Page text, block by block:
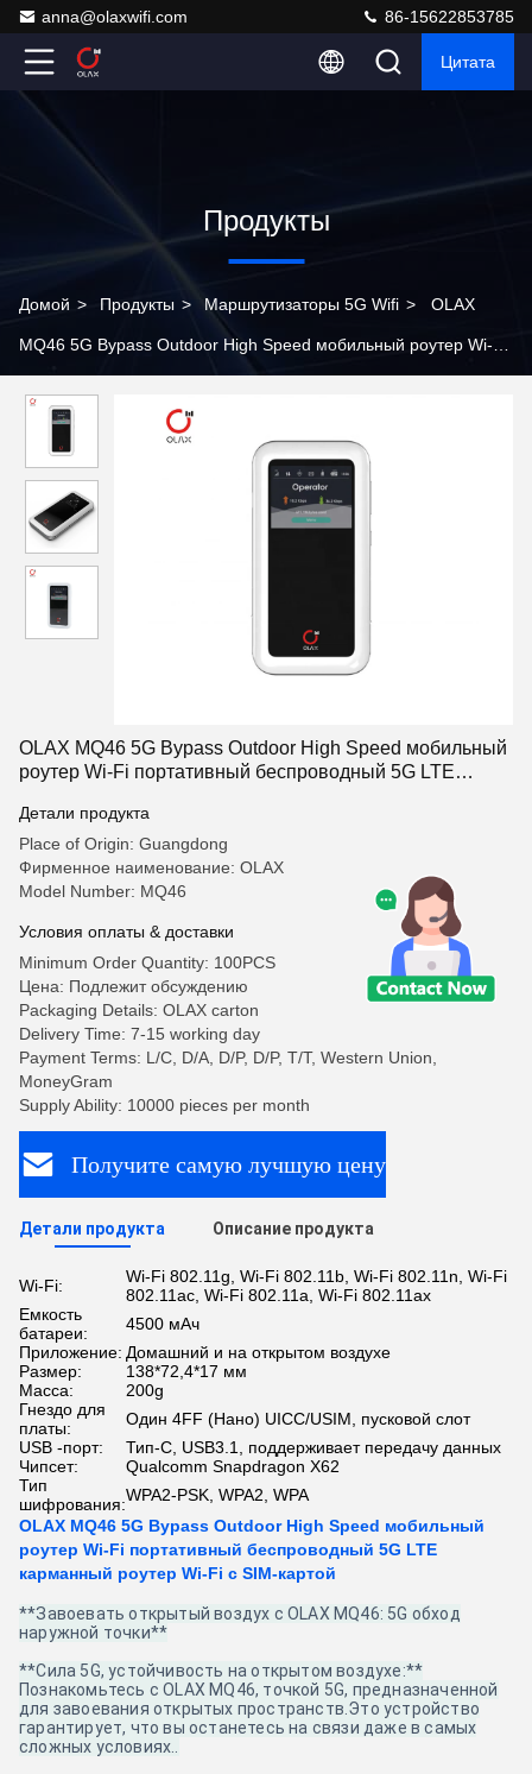
anna@olaxwifi.com 86-15622853785
Цитата
Продукты
Домой > Продукты > Маршрутизаторы 5G Wifi > OLAX
MQ46 5G Bypass Outdoor High Speed мобильный роутер Wi-Fi
SIM-картой
OLAX MQ46 5G Bypass Outdoor High Speed мобильный
роутер Wi-Fi портативный беспроводный 5G LTE
Детали продукта
Place of Origin: Guangdong
Фирменное наименование: OLAX
Model Number: MQ46
Условия оплаты & доставки
Minimum Order Quantity: 100PCS
Цена: Подлежит обсуждению
Packaging Details: OLAX carton
Delivery Time: 7-15 working day
Payment Terms: L/C, D/A, D/P, D/P, T/T, Western Union,
MoneyGram
Supply Ability: 10000 pieces per month
Получите самую лучшую цену
Детали продукта Описание продукта
Wi-Fi:
Wi-Fi 802.11g, Wi-Fi 802.11b, Wi-Fi 802.11n, Wi-Fi
802.11ac, Wi-Fi 802.11a, Wi-Fi 802.11ax
Емкость
батареи:
4500 мАч
Приложение: Домашний и на открытом воздухе
Размер:
138*72,4*17 мм
Масса:
200g
Гнездо для
платы:
Один 4FF (Нано) UICC/USIM, пусковой слот
USB -порт:
Тип-С, USB3.1, поддерживает передачу данных
Чипсет:
Qualcomm Snapdragon X62
Тип
шифрования:WPA2-PSK, WPA2, WPA
OLAX MQ46 5G Bypass Outdoor High Speed мобильный
роутер Wi-Fi портативный беспроводный 5G LTE
карманный роутер Wi-Fi с SIM-картой
**Завоевать открытый воздух с OLAX MQ46: 5G обход
наружной точки**
**Сила 5G, устойчивость на открытом воздухе:**
Познакомьтесь с OLAX MQ46, точкой 5G, предназначенной
для завоевания открытых пространств.Это устройство
гарантирует, что вы останетесь на связи даже в самых
сложных условиях..